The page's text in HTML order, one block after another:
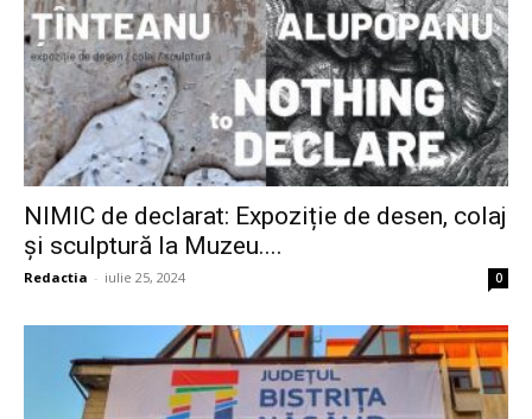
NIMIC de declarat: Expoziție de desen, colaj
și sculptură la Muzeu....
Redactia - iulie 25, 2024 0